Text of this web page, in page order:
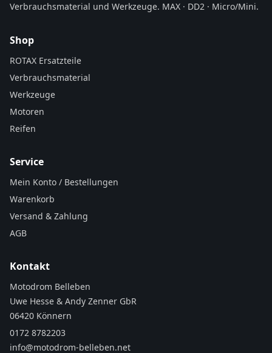
Verbrauchsmaterial und Werkzeuge. MAX · DD2 · Micro/Mini.
Shop
ROTAX Ersatzteile
Verbrauchsmaterial
Werkzeuge
Motoren
Reifen
Service
Mein Konto / Bestellungen
Warenkorb
Versand & Zahlung
AGB
Kontakt
Motodrom Belleben
Uwe Hesse & Andy Zenner GbR
06420 Könnern
0172 8782203
info@motodrom-belleben.net